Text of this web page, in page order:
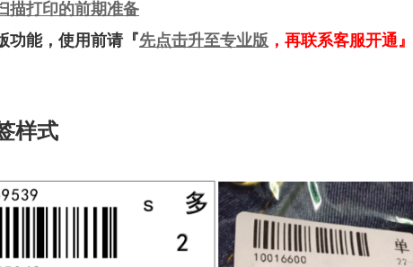
描打印的前期准备
功能，使用前请『先点击升至专业版 ，再联系客服开通』
样式